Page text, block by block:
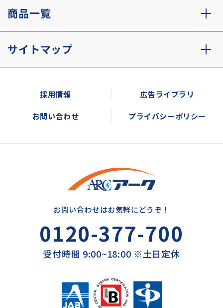
商品一覧
サイトマップ
採用情報 広告ライブラリ
お問い合わせ プライバシーポリシー
お問い合わせはお気軽にどうぞ！
0120-377-700
受付時間 9:00~18:00 ※土日定休